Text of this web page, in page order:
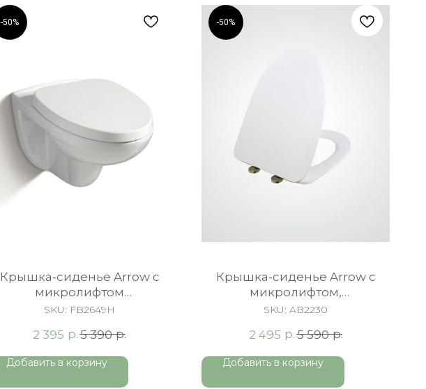
-50%
Крышка-сиденье Arrow c
микролифтом
полипропилен, белый
SKU: FB2649H
2 395 р. 5 390 р.
Добавить в корзину
-50%
Крышка-сиденье Arrow c
микролифтом,
быстросъемное, Duroplast,
SKU: AB2230
2 495 р.5 590 р.
Добавить в корзину